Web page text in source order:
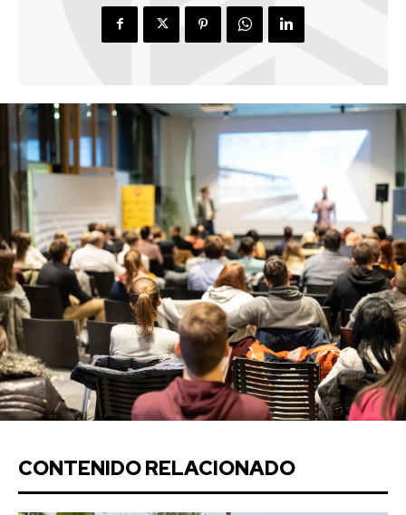
CONTENIDO RELACIONADO